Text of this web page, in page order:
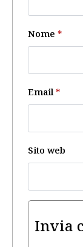
Nome *
Email *
Sito web